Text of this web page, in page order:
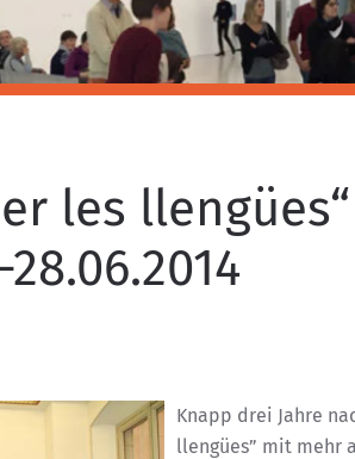
les
Knapp drei Jahre
llengües” mit mehr